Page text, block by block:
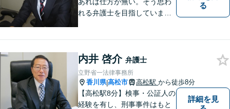
れる弁護士を目指していま
る
内井 啓介 弁護士
立野省一法律事務所
香川県|高松市 高松駅 から徒歩8分
【高松駅8分】検事・公証人の
経験を有し、刑事事件はもと
詳細を見